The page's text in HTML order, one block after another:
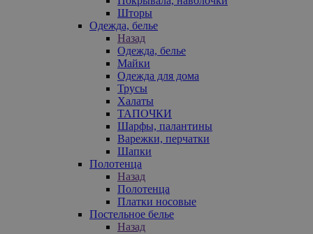
Шторы
Одежда, белье
Назад
Одежда, белье
Майки
Одежда для дома
Трусы
Халаты
ТАПОЧКИ
Шарфы, палантины
Варежки, перчатки
Шапки
Полотенца
Назад
Полотенца
Платки носовые
Постельное белье
Назад